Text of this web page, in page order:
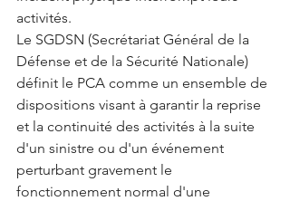
activités.
Le SGDSN (Secrétariat Général de la
Défense et de la Sécurité Nationale)
définit le PCA comme un ensemble de
dispositions visant à garantir la reprise
et la continuité des activités à la suite
d'un sinistre ou d'un événement
perturbant gravement le
fonctionnement normal d'une